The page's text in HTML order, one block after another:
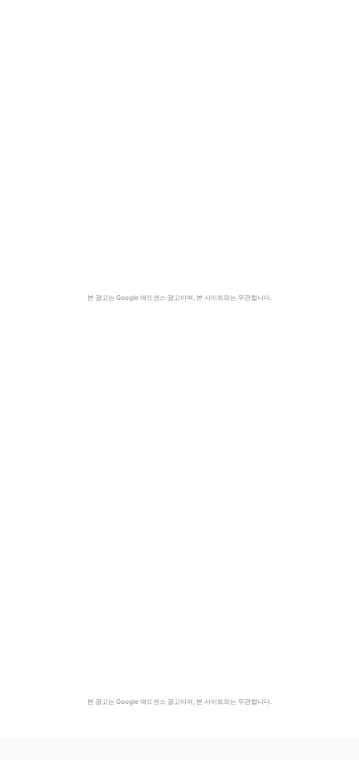
본 광고는 Google 애드센스 광고이며, 본 사이트와는 무관합니다.
본 광고는 Google 애드센스 광고이며, 본 사이트와는 무관합니다.